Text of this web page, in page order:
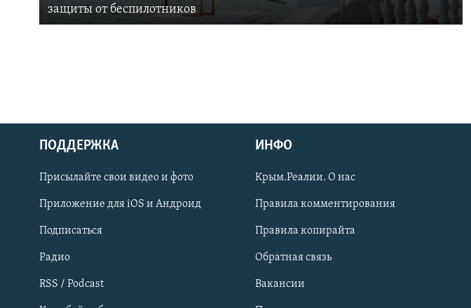
Українською
Qırımtatar
ПРИСОЕДИНЯЙТЕСЬ!
защиты от беспилотников
ПОДДЕРЖКА
Присылайте свои видео и фото
Приложение для iOS и Андроид
Подписаться
Радио
RSS / Podcast
ИНФО
Крым.Реалии. О нас
Правила комментирования
Правила копирайта
Обратная связь
Вакансии